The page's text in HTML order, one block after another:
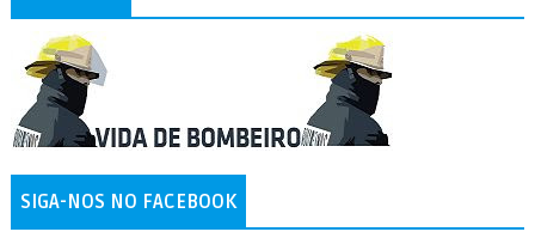
SIGA-NOS NO FACEBOOK